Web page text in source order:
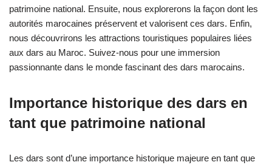
patrimoine national. Ensuite, nous explorerons la façon dont les
autorités marocaines préservent et valorisent ces dars. Enfin,
nous découvrirons les attractions touristiques populaires liées
aux dars au Maroc. Suivez-nous pour une immersion
passionnante dans le monde fascinant des dars marocains.
Importance historique des dars en
tant que patrimoine national
Les dars sont d’une importance historique majeure en tant que